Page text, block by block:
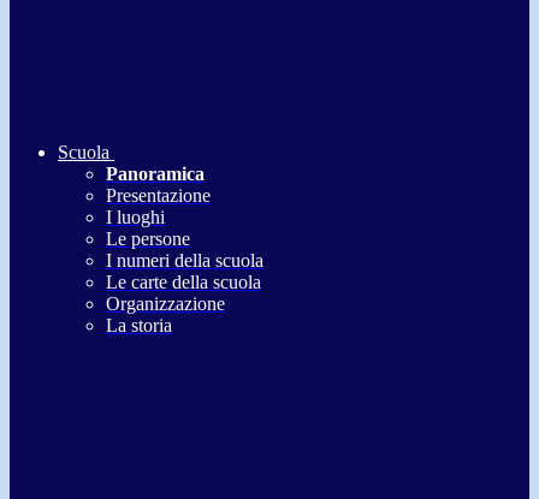
Scuola
Panoramica
Presentazione
I luoghi
Le persone
I numeri della scuola
Le carte della scuola
Organizzazione
La storia